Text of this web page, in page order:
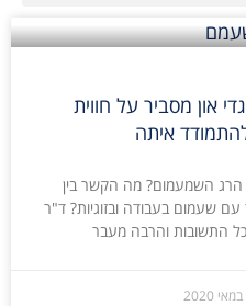
און מסביר על חווית
איתה
השמעמום? מה הקשר בין
שעמום בעבודה ובזוגיות? ד"ר
התשובות והרבה מעבר